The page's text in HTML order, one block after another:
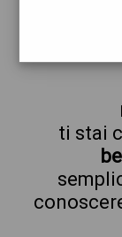
ti stai